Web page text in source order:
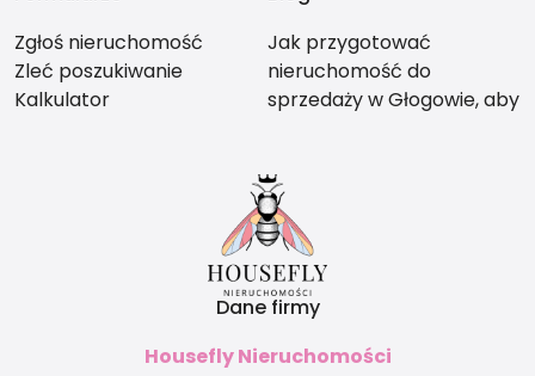
Zgłoś nieruchomość
Zleć poszukiwanie
Kalkulator
Jak przygotować
nieruchomość do
sprzedaży w Głogowie, aby
Dane firmy
Housefly Nieruchomości